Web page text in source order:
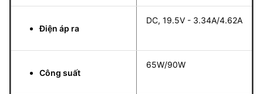
Điện áp ra
DC, 19.5V - 3.34A/4.62A
Công suất
65W/90W